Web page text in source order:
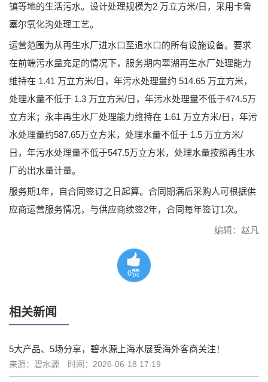
镇等地的生活污水。设计处理规模为2 万立方米/日，采用卡鲁
塞尔氧化沟处理工艺。
运营范围为从再生水厂进水口至退水口的所有设施设备。要求
在前端污水量充足的情况下，服务期内翠湖再生水厂处理能力
维持在 1.41 万立方米/日，年污水处理量约 514.65 万立方米，
处理水量不低于 1.3 万立方米/日，年污水处理量不低于474.5万
立方米；永丰再生水厂处理能力维持在 1.61 万立方米/日，年污
水处理量约587.65万立方米，处理水量不低于 1.5 万立方米/
日，年污水处理量不低于547.5万立方米，处理水量按照再生水
厂的出水量计量。
服务期1年，自合同签订之日起算。合同期满后采购人可根据供
应商运营服务情况，与供应商续签2年，合同每年签订1次。
编辑：赵凡
0赞
相关新闻
5大产品、5场分享，碧水源上海水展受海外客商关注！
来源：碧水源 时间：2026-06-18 17:19